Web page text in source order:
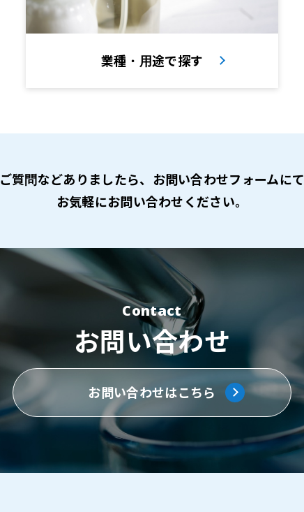
業種・用途で探す
ご質問などありましたら、 お問い合わせフォームにて
お気軽にお問い合わせください。
Contact
お問い合わせ
お問い合わせはこちら